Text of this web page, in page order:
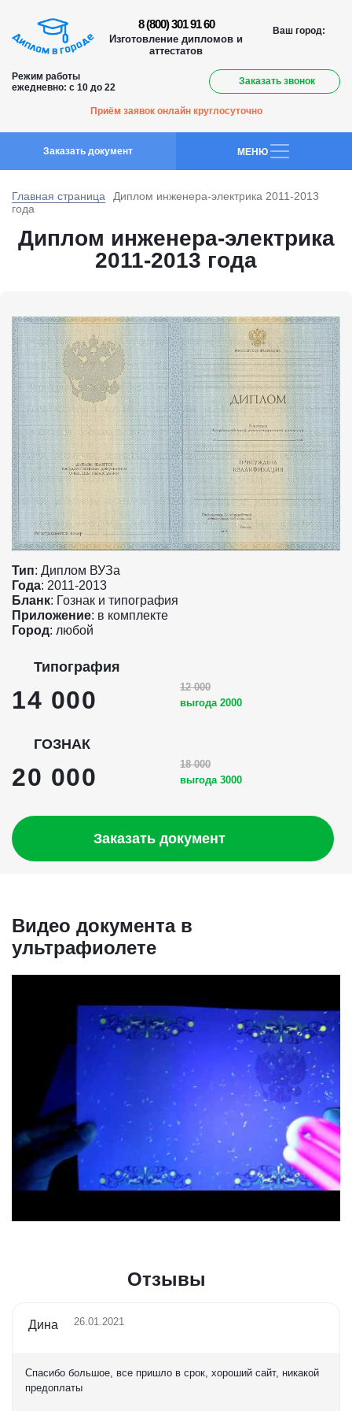
8 (800) 301 91 60
Изготовление дипломов и
аттестатов
Ваш город:
Режим работы
ежедневно: с 10 до 22
Заказать звонок
Приём заявок онлайн круглосуточно
Заказать документ MEНЮ
Главная страница
Диплом инженера-электрика 2011-2013
года
Диплом инженера-электрика
2011-2013 года
Тип: Диплом ВУЗа
Года: 2011-2013
Бланк: Гознак и типография
Приложение: в комплекте
Город: любой
Типография
14 000
12 000
выгода 2000
ГОЗНАК
20 000
18 000
выгода 3000
Заказать документ
Видео документа в
ультрафиолете
Отзывы
Дина 26.01.2021
Спасибо большое, все пришло в срок, хороший сайт, никакой
предоплаты